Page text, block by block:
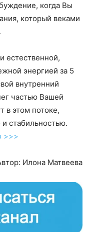
когда Вы
который веками
естественной,
энергией за 5
внутренний
частью Вашей
в этом потоке,
стабильностью.
>>>
Илона Матвеева